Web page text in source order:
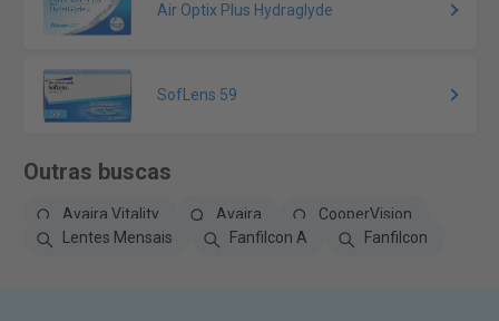
Air Optix Plus Hydraglyde
SofLens 59
Outras buscas
Avaira Vitality Avaira
CooperVision
Lentes Mensais
Fanfilcon A Fanfilcon